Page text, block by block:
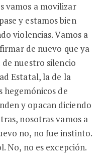
vamos a movilizar
y estamos bien
violencias. Vamos a
de nuevo que ya
nuestro silencio
Estatal, la de la
hegemónicos de
y opacan diciendo
nosotras vamos a
no, no fue instinto.
No, no es excepción.